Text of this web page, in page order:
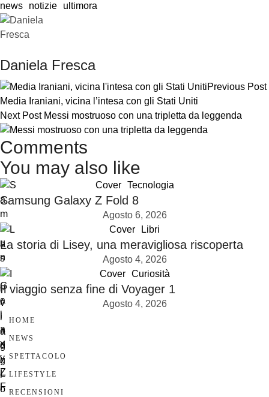
news
notizie ultimora
Daniela Fresca
Previous Post
Media Iraniani, vicina l’intesa con gli Stati Uniti
Next Post Messi mostruoso con una tripletta da leggenda
Comments
You may also like
Cover Tecnologia
Samsung Galaxy Z Fold 8
Agosto 6, 2026
Cover
Libri
La storia di Lisey, una meravigliosa riscoperta
Agosto 4, 2026
Cover
Curiosità
Il viaggio senza fine di Voyager 1
Agosto 4, 2026
HOME
NEWS
SPETTACOLO
LIFESTYLE
RECENSIONI